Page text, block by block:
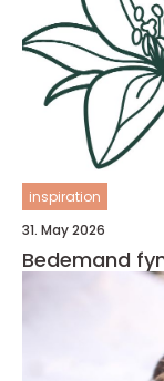
inspiration
31. May 2026